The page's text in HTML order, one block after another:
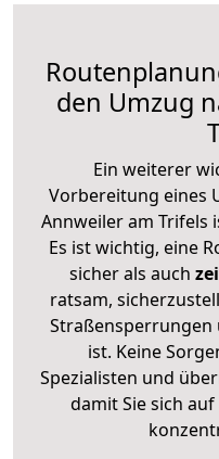
den Umzug
Ein weiterer
Vorbereitung eines
Annweiler am Trifels
Es ist wichtig, eine
sicher als auch
ratsam,
Straßensperrungen
ist. Keine
Spezialisten und
damit Sie sich